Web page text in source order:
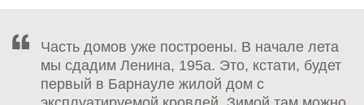
Часть домов уже построены. В начале лета
мы сдадим Ленина, 195а. Это, кстати, будет
первый в Барнауле жилой дом с